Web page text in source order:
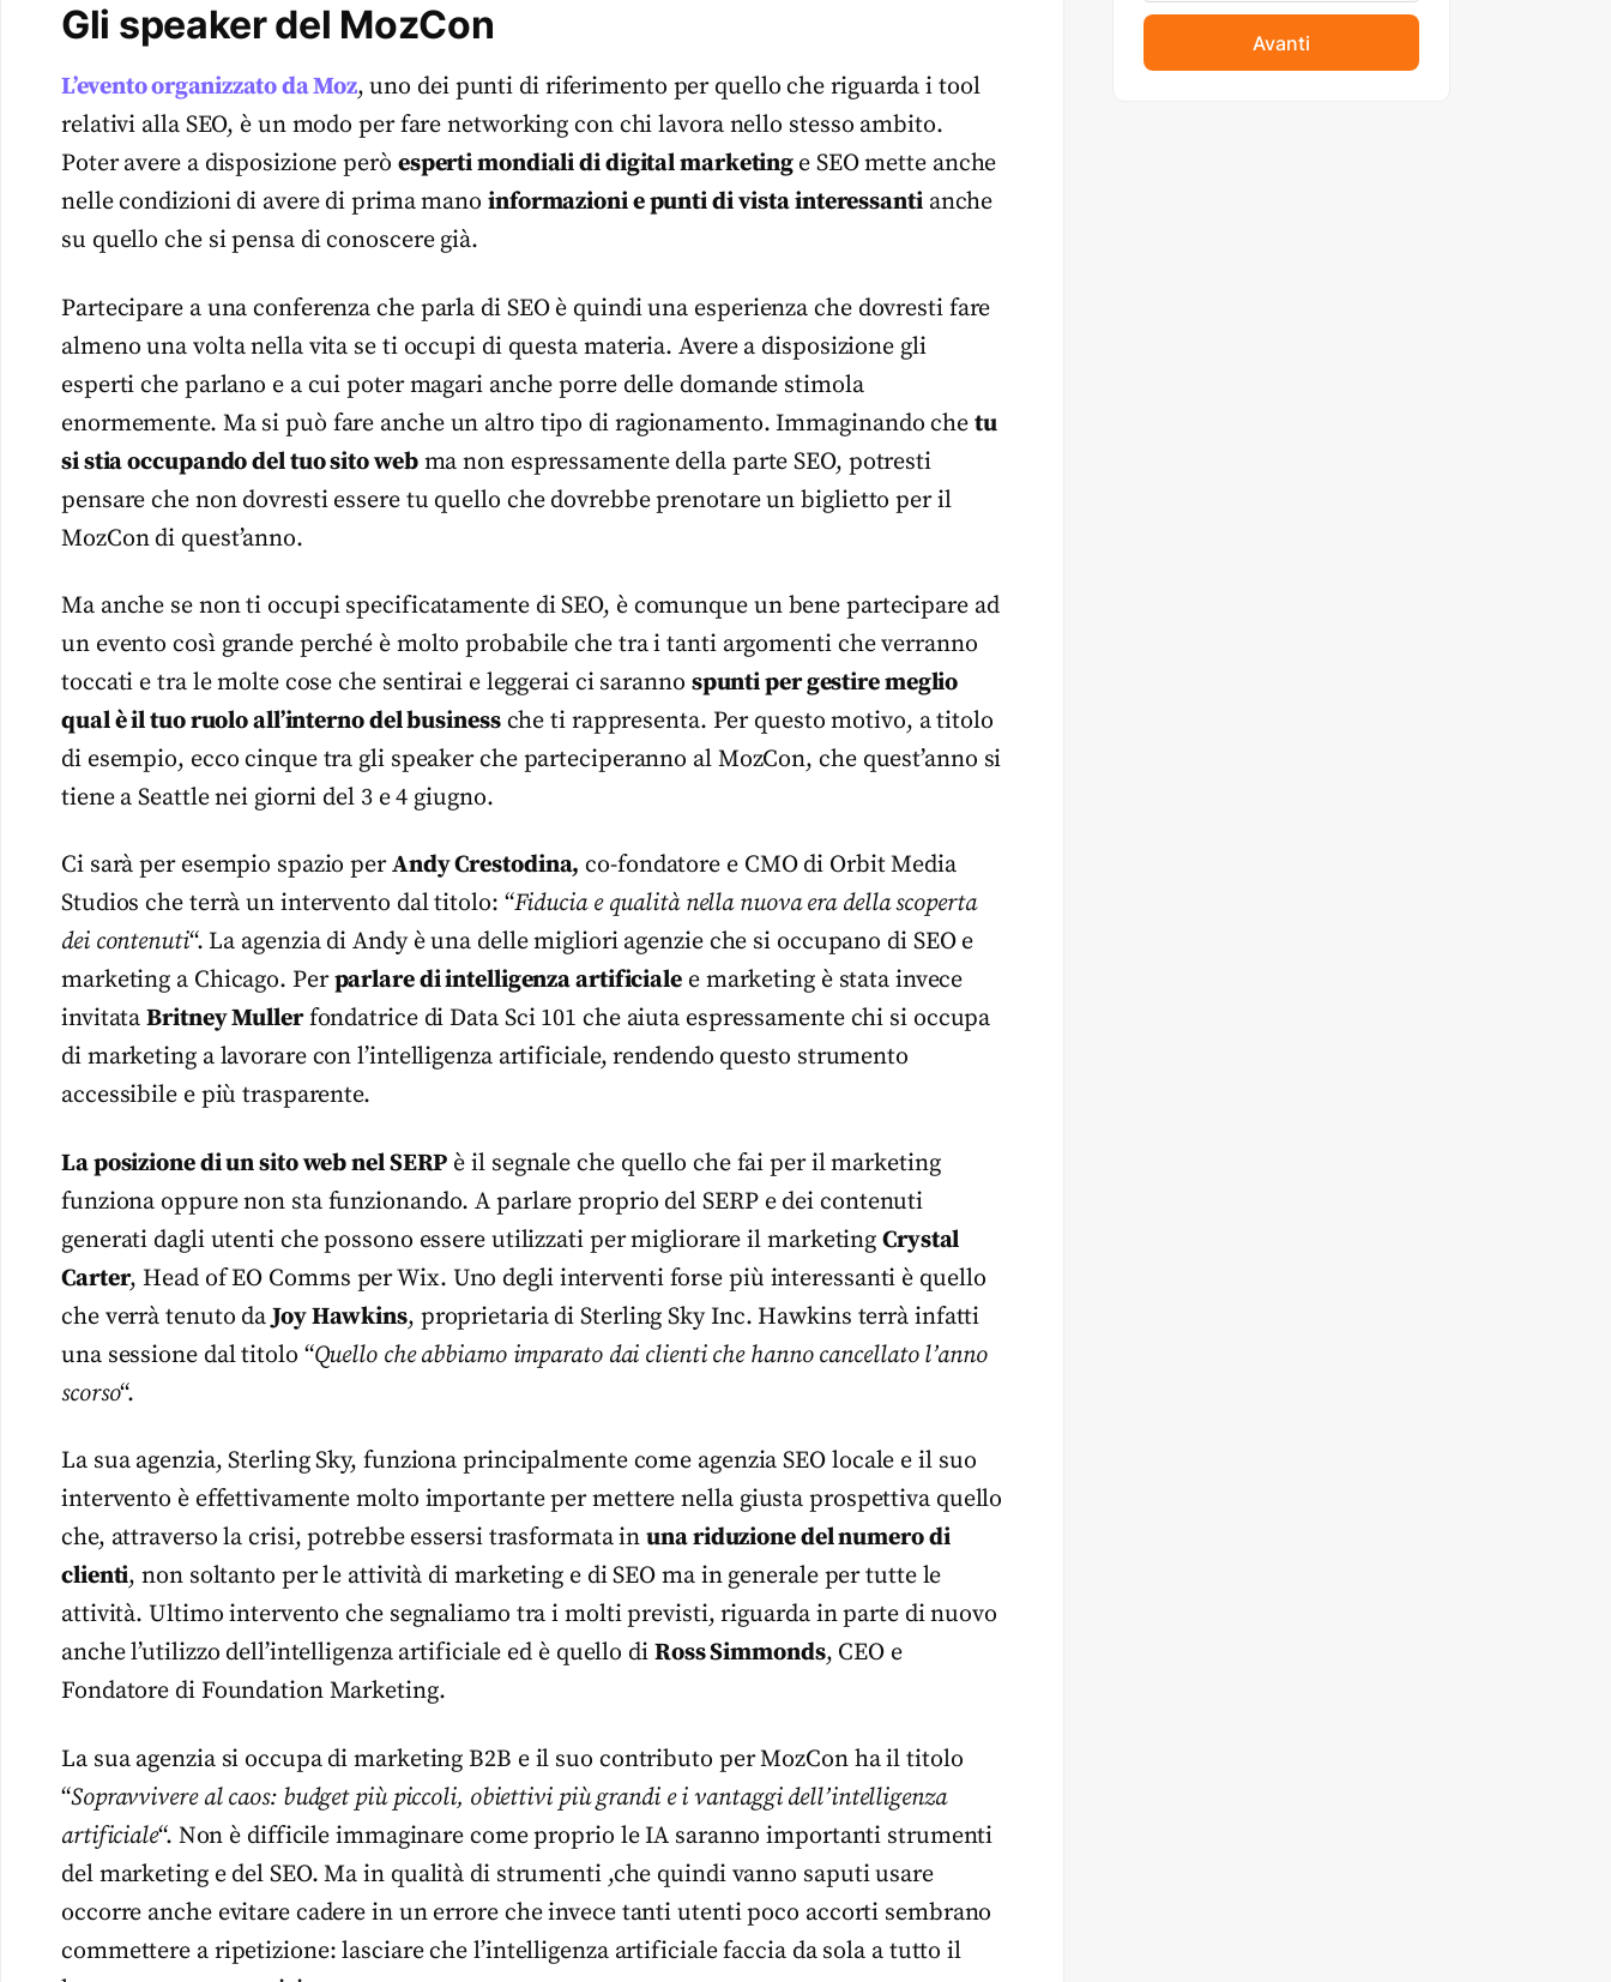
Gli speaker del MozCon
L’evento organizzato da Moz, uno dei punti di riferimento per quello che riguarda i tool
relativi alla SEO, è un modo per fare networking con chi lavora nello stesso ambito.
Poter avere a disposizione però esperti mondiali di digital marketing e SEO mette anche
nelle condizioni di avere di prima mano informazioni e punti di vista interessantianche
su quello che si pensa di conoscere già.
Partecipare a una conferenza che parla di SEO è quindi una esperienza che dovresti fare
almeno una volta nella vita se ti occupi di questa materia. Avere a disposizione gli
esperti che parlano e a cui poter magari anche porre delle domande stimola
enormemente. Ma si può fare anche un altro tipo di ragionamento. Immaginando che tu
si stia occupando del tuo sito webma non espressamente della parte SEO, potresti
pensare che non dovresti essere tu quello che dovrebbe prenotare un biglietto per il
MozCon di quest’anno.
Ma anche se non ti occupi specificatamente di SEO, è comunque un bene partecipare ad
un evento così grande perché è molto probabile che tra i tanti argomenti che verranno
toccati e tra le molte cose che sentirai e leggerai ci saranno spunti per gestire meglio
qual è il tuo ruolo all’interno del businessche ti rappresenta. Per questo motivo, a titolo
di esempio, ecco cinque tra gli speaker che parteciperanno al MozCon, che quest’anno si
tiene a Seattle nei giorni del 3 e 4 giugno.
Ci sarà per esempio spazio perAndy Crestodina, co-fondatore e CMO di Orbit Media
Studios che terrà un intervento dal titolo: “Fiducia e qualità nella nuova era della scoperta
dei contenuti“. La agenzia di Andy è una delle migliori agenzie che si occupano di SEO e
marketing a Chicago. Perparlare di intelligenza artificiale e marketing è stata invece
invitataBritney Mullerfondatrice di Data Sci 101 che aiuta espressamente chi si occupa
di marketing a lavorare con l’intelligenza artificiale, rendendo questo strumento
accessibile e più trasparente.
La posizione di un sito web nel SERP è il segnale che quello che fai per il marketing
funziona oppure non sta funzionando. A parlare proprio del SERP e dei contenuti
generati dagli utenti che possono essere utilizzati per migliorare il marketingCrystal
Carter, Head of EO Comms per Wix. Uno degli interventi forse più interessanti è quello
che verrà tenuto daJoy Hawkins, proprietaria di Sterling Sky Inc. Hawkins terrà infatti
una sessione dal titolo “Quello che abbiamo imparato dai clienti che hanno cancellato l’anno
scorso“.
La sua agenzia, Sterling Sky, funziona principalmente come agenzia SEO locale e il suo
intervento è effettivamente molto importante per mettere nella giusta prospettiva quello
che, attraverso la crisi, potrebbe essersi trasformata inuna riduzione del numero di
clienti, non soltanto per le attività di marketing e di SEO ma in generale per tutte le
attività. Ultimo intervento che segnaliamo tra i molti previsti, riguarda in parte di nuovo
anche l’utilizzo dell’intelligenza artificiale ed è quello di Ross Simmonds, CEO e
Fondatore di Foundation Marketing.
La sua agenzia si occupa di marketing B2B e il suo contributo per MozCon ha il titolo
“Sopravvivere al caos: budget più piccoli, obiettivi più grandi e i vantaggi dell’intelligenza
artificiale“. Non è difficile immaginare come proprio le IA saranno importanti strumenti
del marketing e del SEO. Ma in qualità di strumenti ,che quindi vanno saputi usare
occorre anche evitare cadere in un errore che invece tanti utenti poco accorti sembrano
commettere a ripetizione: lasciare che l’intelligenza artificiale faccia da sola a tutto il
Avanti